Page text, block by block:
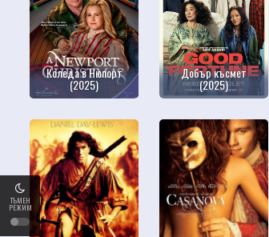
ТЪМЕН
РЕЖИМ
Коледа в Нюпорт
(2025)
Добър късмет
(2025)